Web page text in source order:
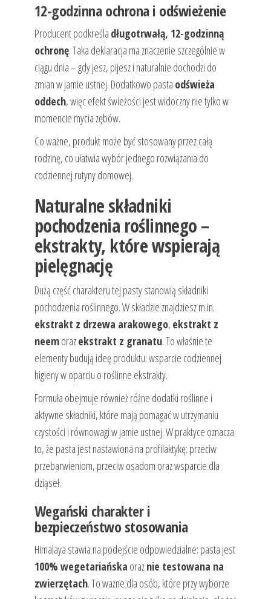
12-godzinna ochrona i odświeżenie
Producent podkreśla długotrwałą, 12-godzinną
ochronę. Taka deklaracja ma znaczenie szczególnie w
ciągu dnia – gdy jesz, pijesz i naturalnie dochodzi do
zmian w jamie ustnej. Dodatkowo pasta odświeża
oddech, więc efekt świeżości jest widoczny nie tylko w
momencie mycia zębów.
Co ważne, produkt może być stosowany przez całą
rodzinę, co ułatwia wybór jednego rozwiązania do
codziennej rutyny domowej.
Naturalne składniki
pochodzenia roślinnego –
ekstrakty, które wspierają
pielęgnację
Dużą część charakteru tej pasty stanowią składniki
pochodzenia roślinnego. W składzie znajdziesz m.in.
ekstrakt z drzewa arakowego, ekstrakt z
neemorazekstrakt z granatu. To właśnie te
elementy budują ideę produktu: wsparcie codziennej
higieny w oparciu o roślinne ekstrakty.
Formuła obejmuje również różne dodatki roślinne i
aktywne składniki, które mają pomagać w utrzymaniu
czystości i równowagi w jamie ustnej. W praktyce oznacza
to, że pasta jest nastawiona na profilaktykę: przeciw
przebarwieniom, przeciw osadom oraz wsparcie dla
dziąseł.
Wegański charakter i
bezpieczeństwo stosowania
Himalaya stawia na podejście odpowiedzialne: pasta jest
100% wegetariańska oraznie testowana na
zwierzętach. To ważne dla osób, które przy wyborze